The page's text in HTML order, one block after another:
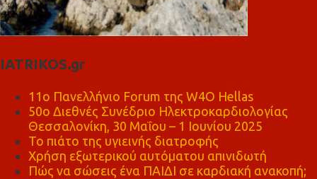
IATRIKOS.gr
11ο Πανελλήνιο Forum της W4O Hellas
50ο Διεθνές Συνέδριο Ηλεκτροκαρδιολογίας
Θεσσαλονίκη, 30 Μαΐου – 1 Ιουνίου 2025
Το πιάτο της υγιεινής διατροφής
Χρήση εξωτερικού αυτόματου απινιδωτή
Πώς να σώσεις ένα ΠΑΙΔΙ σε καρδιακή ανακοπή;